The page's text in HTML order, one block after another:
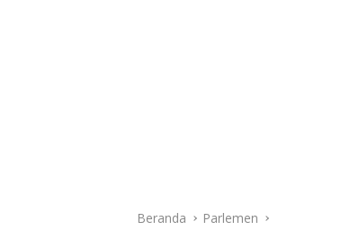
Beranda Parlemen